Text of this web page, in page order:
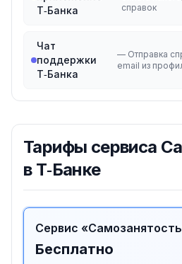
Т‑Банка
справок
Чат
поддержки
Т‑Банка
— Отправка
email из
Тарифы сервиса
в Т‑Банке
Сервис
Бесплатно